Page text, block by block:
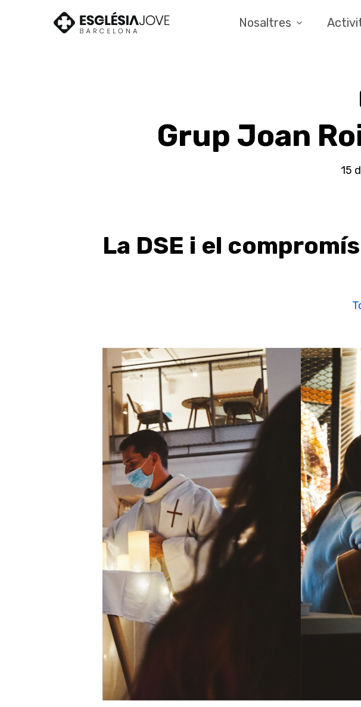
Premeu Intro per cercar o ESC per tancar
Nosaltres
Grup Joan
15
La DSE i el